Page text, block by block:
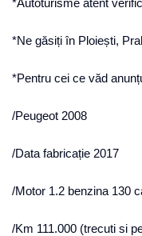
*Ne găsiți în Ploiești,
*Pentru cei ce văd
/Peugeot 2008
/Data fabricație 2017
/Motor 1.2 benzina 130
/Km 111.000 (trecuti si